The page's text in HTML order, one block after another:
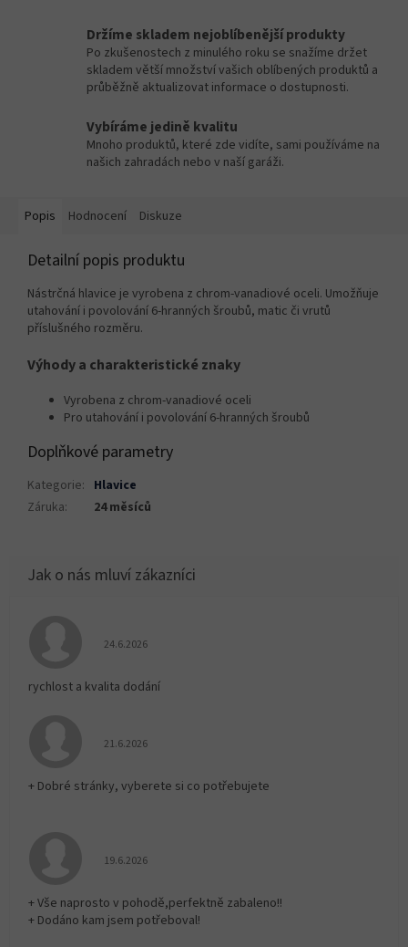
Držíme skladem nejoblíbenější produkty
Po zkušenostech z minulého roku se snažíme držet
skladem větší množství vašich oblíbených produktů a
průběžně aktualizovat informace o dostupnosti.
Vybíráme jedině kvalitu
Mnoho produktů, které zde vidíte, sami používáme na
našich zahradách nebo v naší garáži.
Popis Hodnocení Diskuze
Detailní popis produktu
Nástrčná hlavice je vyrobena z chrom-vanadiové oceli. Umožňuje
utahování i povolování 6-hranných šroubů, matic či vrutů
příslušného rozměru.
Výhody a charakteristické znaky
Vyrobena z chrom-vanadiové oceli
Pro utahování i povolování 6-hranných šroubů
Doplňkové parametry
Kategorie: Hlavice
Záruka: 24 měsíců
Hodnocení obchodu je 5 z 5 hvězdiček.
24.6.2026
rychlost a kvalita dodání
Hodnocení obchodu je 5 z 5 hvězdiček.
21.6.2026
+ Dobré stránky, vyberete si co potřebujete
Hodnocení obchodu je 5 z 5 hvězdiček.
19.6.2026
+ Vše naprosto v pohodě,perfektně zabaleno!!
+ Dodáno kam jsem potřeboval!